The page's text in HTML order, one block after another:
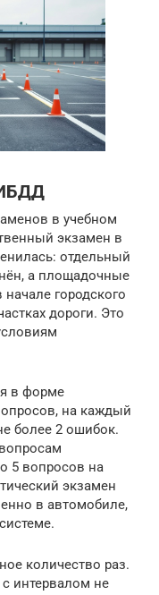
в учебном
экзамен в
отдельный
а площадочные
городского
дороги. Это
в форме
на каждый
более 2 ошибок.
5 вопросов на
экзамен
в автомобиле,
количество раз.
интервалом не